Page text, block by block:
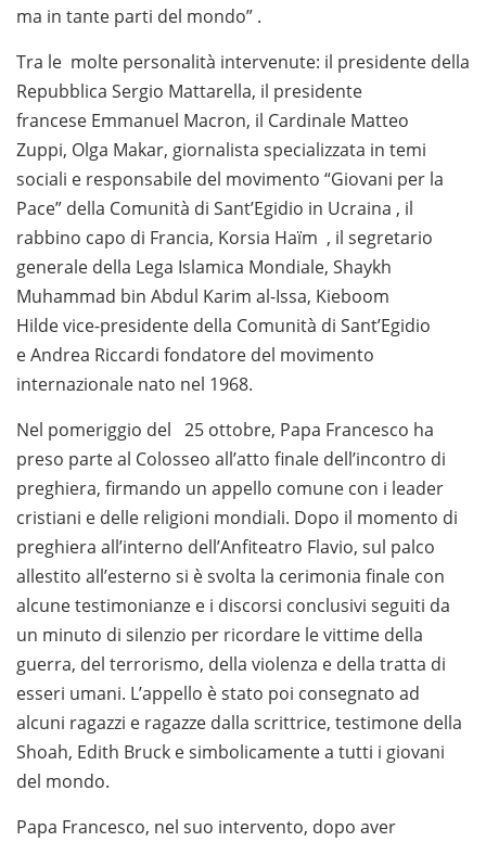
ma in tante parti del mondo” .
Tra le molte personalità intervenute: il presidente della
Repubblica Sergio Mattarella, il presidente
francese Emmanuel Macron, il Cardinale Matteo
Zuppi, Olga Makar, giornalista specializzata in temi
sociali e responsabile del movimento “Giovani per la
Pace” della Comunità di Sant’Egidio in Ucraina , il
rabbino capo di Francia, Korsia Haïm , il segretario
generale della Lega Islamica Mondiale, Shaykh
Muhammad bin Abdul Karim al-Issa, Kieboom
Hilde vice-presidente della Comunità di Sant’Egidio
e Andrea Riccardi fondatore del movimento
internazionale nato nel 1968.
Nel pomeriggio del 25 ottobre, Papa Francesco ha
preso parte al Colosseo all’atto finale dell’incontro di
preghiera, firmando un appello comune con i leader
cristiani e delle religioni mondiali. Dopo il momento di
preghiera all’interno dell’Anfiteatro Flavio, sul palco
allestito all’esterno si è svolta la cerimonia finale con
alcune testimonianze e i discorsi conclusivi seguiti da
un minuto di silenzio per ricordare le vittime della
guerra, del terrorismo, della violenza e della tratta di
esseri umani. L’appello è stato poi consegnato ad
alcuni ragazzi e ragazze dalla scrittrice, testimone della
Shoah, Edith Bruck e simbolicamente a tutti i giovani
del mondo.
Papa Francesco, nel suo intervento, dopo aver